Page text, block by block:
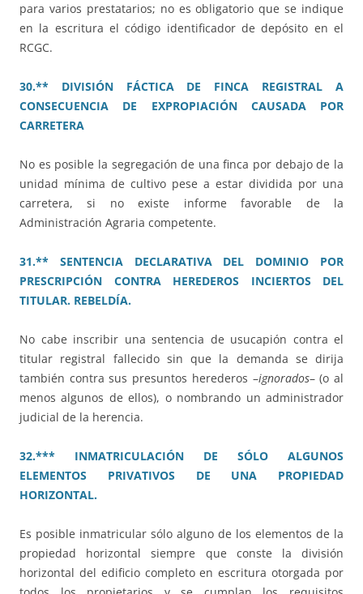
para varios prestatarios; no es obligatorio que se indique
en la escritura el código identificador de depósito en el
RCGC.
30.** DIVISIÓN FÁCTICA DE FINCA REGISTRAL A
CONSECUENCIA DE EXPROPIACIÓN CAUSADA POR
CARRETERA
No es posible la segregación de una finca por debajo de la
unidad mínima de cultivo pese a estar dividida por una
carretera, si no existe informe favorable de la
Administración Agraria competente.
31.** SENTENCIA DECLARATIVA DEL DOMINIO POR
PRESCRIPCIÓN CONTRA HEREDEROS INCIERTOS DEL
TITULAR. REBELDÍA.
No cabe inscribir una sentencia de usucapión contra el
titular registral fallecido sin que la demanda se dirija
también contra sus presuntos herederos –ignorados– (o al
menos algunos de ellos), o nombrando un administrador
judicial de la herencia.
32.*** INMATRICULACIÓN DE SÓLO ALGUNOS
ELEMENTOS PRIVATIVOS DE UNA PROPIEDAD
HORIZONTAL.
Es posible inmatricular sólo alguno de los elementos de la
propiedad horizontal siempre que conste la división
horizontal del edificio completo en escritura otorgada por